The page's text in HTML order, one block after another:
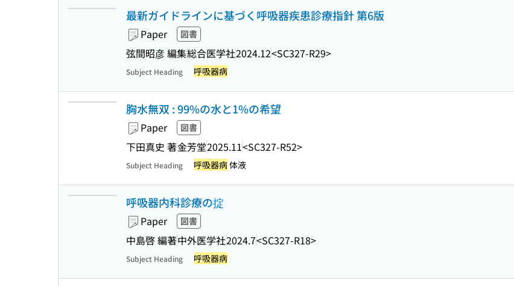
最新ガイドラインに基づく呼吸器疾患診療指針 第6版
Paper 図書
弦間昭彦 編集総合医学社2024.12<SC327-R29>
Subject Heading 呼吸器病
胸水無双 : 99%の水と1%の希望
Paper 図書
下田真史 著金芳堂2025.11<SC327-R52>
Subject Heading 呼吸器病体液
呼吸器内科診療の掟
Paper 図書
中島啓 編著中外医学社2024.7<SC327-R18>
Subject Heading 呼吸器病